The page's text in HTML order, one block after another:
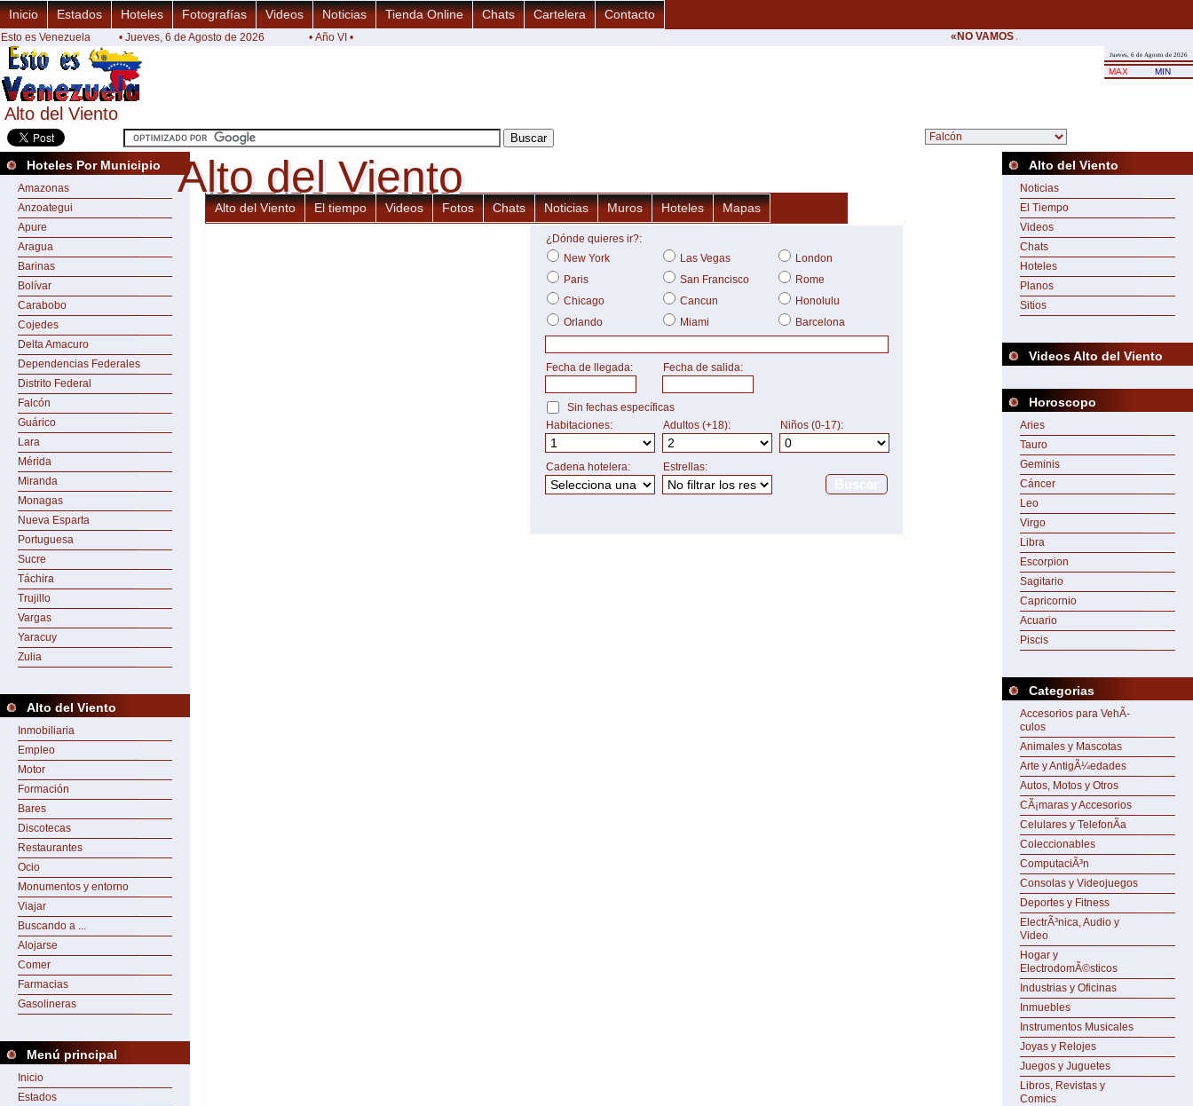
Alto del Viento
Alto del Viento
Inicio Estados Hoteles Fotografías Videos Noticias Tienda Online Chats Cartelera Contacto
Esto es Venezuela • Jueves, 6 de Agosto de 2026 • Año VI • «NO VAMOS A CEDER NUNCA AL CHANTAJE
Jueves, 6 de Agosto de 2026
MAX MIN
Hoteles Por Municipio
Amazonas
Anzoategui
Apure
Aragua
Barinas
Bolívar
Carabobo
Cojedes
Delta Amacuro
Dependencias Federales
Distrito Federal
Falcón
Guárico
Lara
Mérida
Miranda
Monagas
Nueva Esparta
Portuguesa
Sucre
Táchira
Trujillo
Vargas
Yaracuy
Zulia
Alto del Viento
Inmobiliaria
Empleo
Motor
Formación
Bares
Discotecas
Restaurantes
Ocio
Monumentos y entorno
Viajar
Buscando a ...
Alojarse
Comer
Farmacias
Gasolineras
Menú principal
Inicio
Estados
Alto del Viento
Alto del Viento
Alto del Viento El tiempo Videos Fotos Chats Noticias Muros Hoteles Mapas
¿Dónde quieres ir?:
New York
Las Vegas
London
Paris
San Francisco
Rome
Chicago
Cancun
Honolulu
Orlando
Miami Barcelona
Fecha de llegada: Fecha de salida:
Sin fechas específicas
Habitaciones:
Adultos (+18): Niños (0-17):
Cadena hotelera: Estrellas:
Alto del Viento
Noticias
El Tiempo
Videos
Chats
Hoteles
Planos
Sitios
Videos Alto del Viento
Horoscopo
Aries
Tauro
Geminis
Cáncer
Leo
Virgo
Libra
Escorpion
Sagitario
Capricornio
Acuario
Piscis
Categorias
Accesorios para VehÃ­
culos
Animales y Mascotas
Arte y AntigÃ¼edades
Autos, Motos y Otros
CÃ¡maras y Accesorios
Celulares y TelefonÃ­a
Coleccionables
ComputaciÃ³n
Consolas y Videojuegos
Deportes y Fitness
ElectrÃ³nica, Audio y
Video
Hogar y
ElectrodomÃ©sticos
Industrias y Oficinas
Inmuebles
Instrumentos Musicales
Joyas y Relojes
Juegos y Juguetes
Libros, Revistas y
Comics